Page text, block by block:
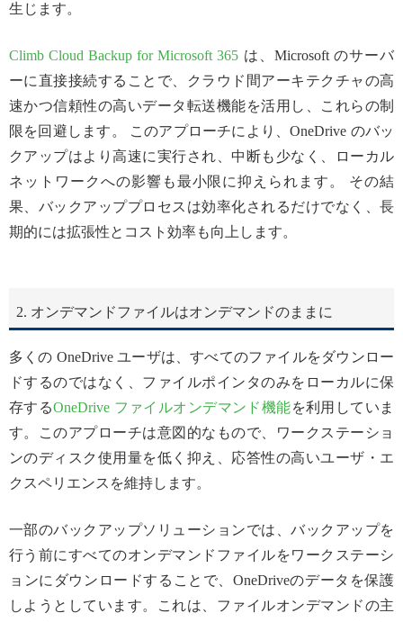
生じます。
Climb Cloud Backup for Microsoft 365 は、Microsoft のサーバ
ーに直接接続することで、クラウド間アーキテクチャの高
速かつ信頼性の高いデータ転送機能を活用し、これらの制
限を回避します。 このアプローチにより、OneDrive のバッ
クアップはより高速に実行され、中断も少なく、ローカル
ネットワークへの影響も最小限に抑えられます。 その結
果、バックアッププロセスは効率化されるだけでなく、長
期的には拡張性とコスト効率も向上します。
2. オンデマンドファイルはオンデマンドのままに
多くの OneDrive ユーザは、すべてのファイルをダウンロー
ドするのではなく、ファイルポインタのみをローカルに保
存するOneDrive ファイルオンデマンド機能を利用していま
す。このアプローチは意図的なもので、ワークステーショ
ンのディスク使用量を低く抑え、応答性の高いユーザ・エ
クスペリエンスを維持します。
一部のバックアップソリューションでは、バックアップを
行う前にすべてのオンデマンドファイルをワークステーシ
ョンにダウンロードすることで、OneDriveのデータを保護
しようとしています。これは、ファイルオンデマンドの主